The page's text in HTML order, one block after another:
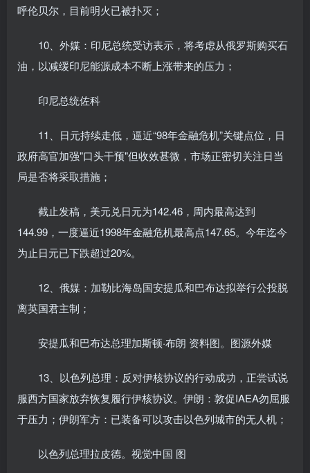
呼伦贝尔，目前明火已被扑灭；
10、外媒：印尼总统受访表示，将考虑从俄罗斯购买石
油，以减缓印尼能源成本不断上涨带来的压力；
印尼总统佐科
11、日元持续走低，逼近“98年金融危机”关键点位，日
政府高官加强"口头干预"但收效甚微，市场正密切关注日当
局是否将采取措施；
截止发稿，美元兑日元为142.46，周内最高达到
144.99，一度逼近1998年金融危机最高点147.65。今年迄今
为止日元已下跌超过20%。
12、俄媒：加勒比海岛国安提瓜和巴布达拟举行公投脱
离英国君主制；
安提瓜和巴布达总理加斯顿·布朗 资料图。图源外媒
13、以色列总理：反对伊核协议的行动成功，正尝试说
服西方国家放弃恢复履行伊核协议。伊朗：敦促IAEA勿屈服
于压力；伊朗军方：已装备可以攻击以色列城市的无人机；
以色列总理拉皮德。视觉中国 图